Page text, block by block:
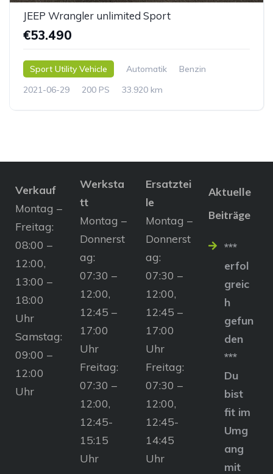
JEEP Wrangler unlimited Sport
€53.490
Sport Utility Vehicle Automatik
Benzin
2021-06-29
200 PS 33.920 km
Verkauf
Montag –
Freitag:
08:00 –
12:00,
13:00 –
18:00
Uhr
Samstag:
09:00 –
12:00
Uhr
Werksta
tt
Montag –
Donnerst
ag:
07:30 –
12:00,
12:45 –
17:00
Uhr
Freitag:
07:30 –
12:00,
12:45-
15:15
Uhr
Ersatztei
le
Montag –
Donnerst
ag:
07:30 –
12:00,
12:45 –
17:00
Uhr
Freitag:
07:30 –
12:00,
12:45-
14:45
Uhr
Aktuelle
Beiträge
***
erfol
greic
h
gefun
den
***
Du
bist
fit im
Umg
ang
mit